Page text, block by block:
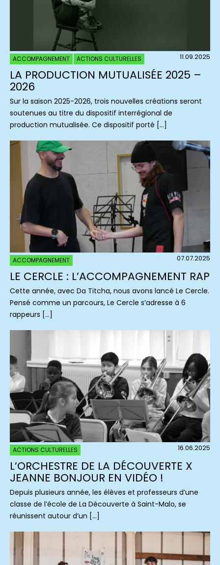
ACCOMPAGNEMENT ACTIONS CULTURELLES 11.09.2025
LA PRODUCTION MUTUALISÉE 2025 –
2026
Sur la saison 2025-2026, trois nouvelles créations seront
soutenues au titre du dispositif interrégional de
production mutualisée. Ce dispositif porté […]
ACCOMPAGNEMENT 07.07.2025
LE CERCLE : L’ACCOMPAGNEMENT RAP
Cette année, avec Da Titcha, nous avons lancé Le Cercle.
Pensé comme un parcours, Le Cercle s’adresse à 6
rappeurs […]
ACTIONS CULTURELLES 16.06.2025
L’ORCHESTRE DE LA DÉCOUVERTE X
JEANNE BONJOUR EN VIDÉO !
Depuis plusieurs année, les élèves et professeurs d’une
classe de l’école de La Découverte à Saint-Malo, se
réunissent autour d’un […]